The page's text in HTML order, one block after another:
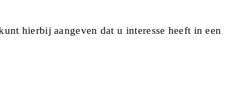
hierbij aangeven dat u interesse heeft in een